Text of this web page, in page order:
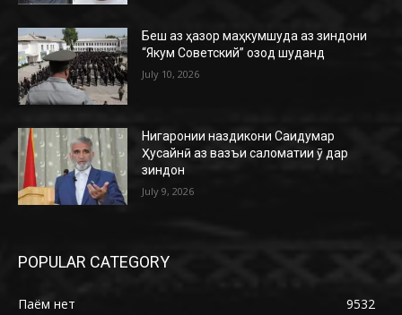
Беш аз ҳазор маҳкумшуда аз зиндони
“Якум Советский” озод шуданд
July 10, 2026
Нигаронии наздикони Саидумар
Ҳусайнӣ аз вазъи саломатии ӯ дар
зиндон
July 9, 2026
POPULAR CATEGORY
Паём нет
9532